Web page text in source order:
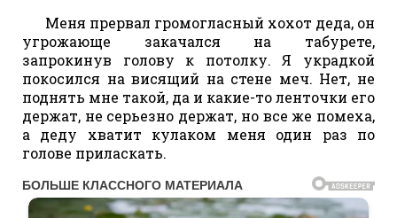
Меня прервал громогласный хохот деда, он
угрожающе закачался на табурете,
запрокинув голову к потолку. Я украдкой
покосился на висящий на стене меч. Нет, не
поднять мне такой, да и какие-то ленточки его
держат, не серьезно держат, но все же помеха,
а деду хватит кулаком меня один раз по
голове приласкать.